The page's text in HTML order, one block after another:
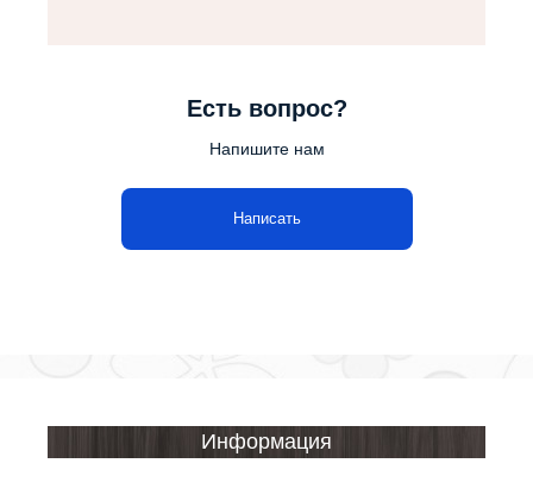
Есть вопрос?
Напишите нам
Написать
Информация